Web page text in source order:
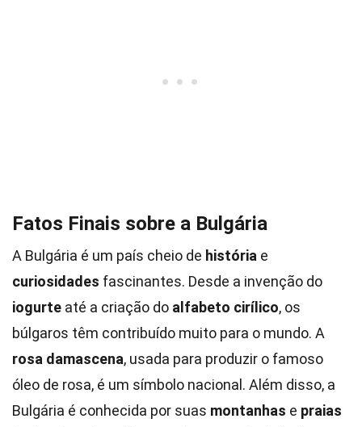
Fatos Finais sobre a Bulgária
A Bulgária é um país cheio de história e
curiosidades fascinantes. Desde a invenção do
iogurte até a criação do alfabeto cirílico, os
búlgaros têm contribuído muito para o mundo. A
rosa damascena, usada para produzir o famoso
óleo de rosa, é um símbolo nacional. Além disso, a
Bulgária é conhecida por suas montanhas e praias